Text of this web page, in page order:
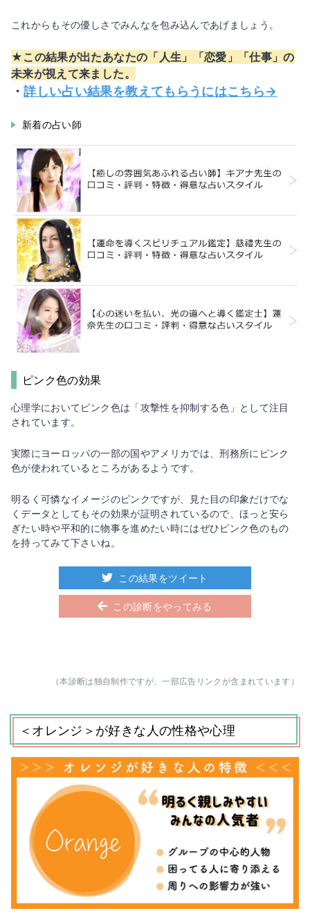
これからもその優しさでみんなを包み込んであげましょう。
★この結果が出たあなたの「人生」「恋愛」「仕事」の
未来が視えて来ました。
・詳しい占い結果を教えてもらうにはこちら→
新着の占い師
ピンク色の効果
心理学においてピンク色は「攻撃性を抑制する色」として注目
されています。
実際にヨーロッパの一部の国やアメリカでは、刑務所にピンク
色が使われているところがあるようです。
明るく可憐なイメージのピンクですが、見た目の印象だけでな
くデータとしてもその効果が証明されているので、ほっと安ら
ぎたい時や平和的に物事を進めたい時にはぜひピンク色のもの
を持ってみて下さいね。
この結果をツイート
この診断をやってみる
（本診断は独自制作ですが、一部広告リンクが含まれています）
＜オレンジ＞が好きな人の性格や心理